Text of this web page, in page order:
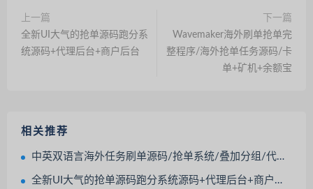
上一篇
全新UI大气的抢单源码跑分系
统源码+代理后台+商户后台
下一篇
Wavemaker海外刷单抢单完
整程序/海外抢单任务源码/卡
单+矿机+余额宝
相关推荐
中英双语言海外任务刷单源码/抢单系统/叠加分组/代理分销/带视频搭建教程
全新UI大气的抢单源码跑分系统源码+代理后台+商户后台